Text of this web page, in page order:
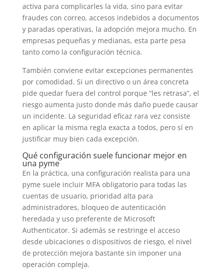
activa para complicarles la vida, sino para evitar
fraudes con correo, accesos indebidos a documentos
y paradas operativas, la adopción mejora mucho. En
empresas pequeñas y medianas, esta parte pesa
tanto como la configuración técnica.
También conviene evitar excepciones permanentes
por comodidad. Si un directivo o un área concreta
pide quedar fuera del control porque “les retrasa”, el
riesgo aumenta justo donde más daño puede causar
un incidente. La seguridad eficaz rara vez consiste
en aplicar la misma regla exacta a todos, pero sí en
justificar muy bien cada excepción.
Qué configuración suele funcionar mejor en
una pyme
En la práctica, una configuración realista para una
pyme suele incluir MFA obligatorio para todas las
cuentas de usuario, prioridad alta para
administradores, bloqueo de autenticación
heredada y uso preferente de Microsoft
Authenticator. Si además se restringe el acceso
desde ubicaciones o dispositivos de riesgo, el nivel
de protección mejora bastante sin imponer una
operación compleja.